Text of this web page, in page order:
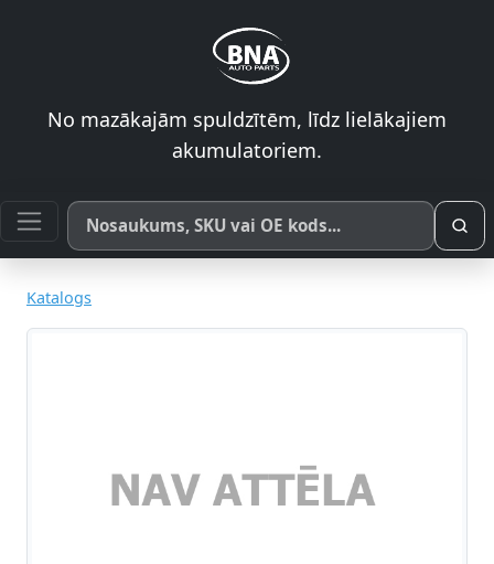
No mazākajām spuldzītēm, līdz lielākajiem
akumulatoriem.
Meklēt pēc produkta nosaukuma, SKU vai OE koda
Katalogs